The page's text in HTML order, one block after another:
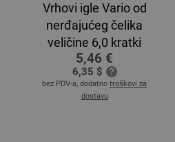
Vrhovi igle Vario od
nerđajućeg čelika
veličine 6,0 kratki
5,46 €
6,35 $
bez PDV-a, dodatno troškovi za
dostavu